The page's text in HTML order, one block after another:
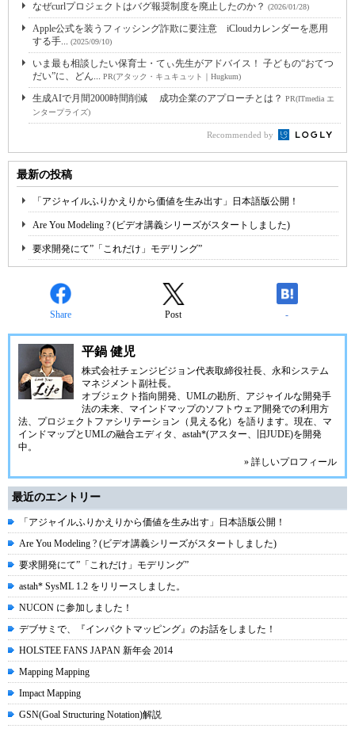
なぜcurlプロジェクトはバグ報奨制度を廃止したのか？ (2026/01/28)
Apple公式を装うフィッシング詐欺に要注意 iCloudカレンダーを悪用
する手... (2025/09/10)
いま最も相談したい保育士・てぃ先生がアドバイス！ 子どもの“おてつ
だい”に、どん... PR(アタック・キュキュット｜Hugkum)
生成AIで月間2000時間削減 成功企業のアプローチとは？ PR(ITmedia エ
ンタープライズ)
Recommended by
最新の投稿
「アジャイルふりかえりから価値を生み出す」日本語版公開！
Are You Modeling ? (ビデオ講義シリーズがスタートしました)
要求開発にて”「これだけ」モデリング”
Share Post -
平鍋 健児
株式会社チェンジビジョン代表取締役社長、永和システム
マネジメント副社長。
オブジェクト指向開発、UMLの勘所、アジャイルな開発手
法の未来、マインドマップのソフトウェア開発での利用方
法、プロジェクトファシリテーション（見える化）を語ります。現在、マ
インドマップとUMLの融合エディタ、 astah*(アスター、旧JUDE)を開発
中。
» 詳しいプロフィール
最近のエントリー
「アジャイルふりかえりから価値を生み出す」日本語版公開！
Are You Modeling ? (ビデオ講義シリーズがスタートしました)
要求開発にて”「これだけ」モデリング”
astah* SysML 1.2 をリリースしました。
NUCON に参加しました！
デブサミで、『インパクトマッピング』のお話をしました！
HOLSTEE FANS JAPAN 新年会 2014
Mapping Mapping
Impact Mapping
GSN(Goal Structuring Notation)解説